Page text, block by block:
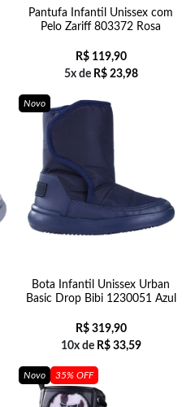
Pantufa Infantil Unissex com
Pelo Zariff 803372 Rosa
R$119,90
5x de R$23,98
Novo
Bota Infantil Unissex Urban
Basic Drop Bibi 1230051 Azul
R$319,90
10x de R$33,59
Novo 35% OFF